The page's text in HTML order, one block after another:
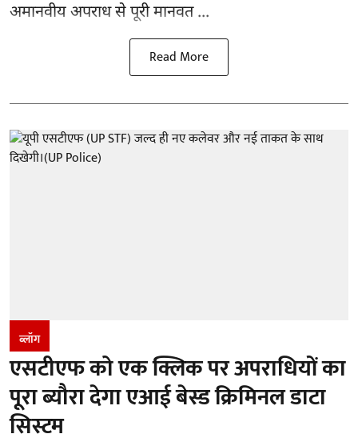
अमानवीय अपराध से पूरी मानवत ...
Read More
ब्लॉग
एसटीएफ को एक ​क्लिक पर अपरा​धियों का
पूरा ब्यौरा देगा एआई बेस्ड क्रिमिनल डाटा